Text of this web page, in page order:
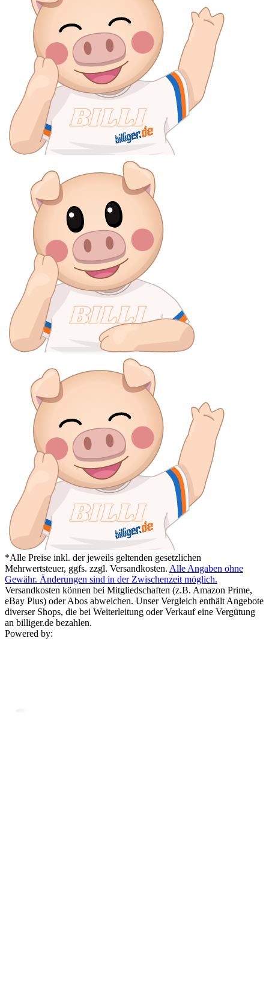
*Alle Preise inkl. der jeweils geltenden gesetzlichen
Mehrwertsteuer, ggfs. zzgl. Versandkosten. Alle Angaben ohne
Gewähr. Änderungen sind in der Zwischenzeit möglich.
Versandkosten können bei Mitgliedschaften (z.B. Amazon Prime,
eBay Plus) oder Abos abweichen. Unser Vergleich enthält Angebote
diverser Shops, die bei Weiterleitung oder Verkauf eine Vergütung
an billiger.de bezahlen.
Powered by: